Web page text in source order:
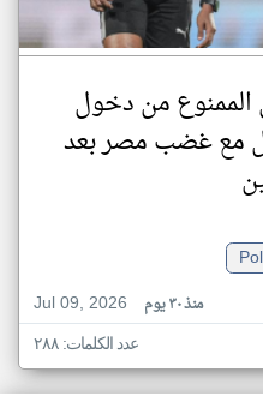
الممنوع من دخول
مع غضب مصر بعد
Jul 09, 2026
منذ ٣٠ يوم
عدد الكلمات: ٢٨٨